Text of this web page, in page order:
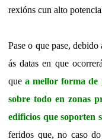
rexións cun alto
Pase o que pase,
ás datas en que
quea mellor forma de
sobre todo en zonas
edificios que soporten
feridos que, no caso